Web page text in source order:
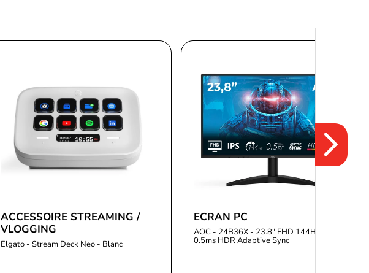
ACCESSOIRE STREAMING /
VLOGGING
Elgato - Stream Deck Neo - Blanc
ECRAN PC
AOC - 24B36X - 23.8" FHD 144Hz IPS
0.5ms HDR Adaptive Sync